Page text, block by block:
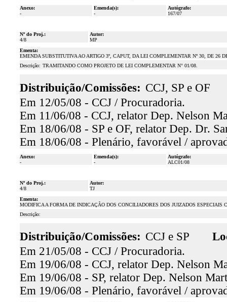
Anexo:
-
Emenda(s):
-
Autógrafo:
167/07
Nº do Proj.:
4/8
Autor:
MP
Ementa:
EMENDA SUBSTITUTIVA AO ARTIGO 3º, CAPUT, DA LEI COMPLEMENTAR Nº 30, DE 26
Descrição: TRAMITANDO COMO PROJETO DE LEI COMPLEMENTAR N° 01/08.
Distribuição/Comissões: CCJ, SP e OF
Em 12/05/08 - CCJ / Procuradoria.
Em 11/06/08 - CCJ, relator Dep. Nelson
Em 18/06/08 - SP e OF, relator Dep. Dr.
Em 18/06/08 - Plenário, favorável /
Anexo:
-
Emenda(s):
-
Autógrafo:
ALC01/08
Nº do Proj.:
4/8
Autor:
TJ
Ementa:
MODIFICA A FORMA DE INDICAÇÃO DOS CONCILIADORES DOS JUIZADOS
Descrição:
Distribuição/Comissões: CCJ e SP
Em 21/05/08 - CCJ / Procuradoria.
Em 19/06/08 - CCJ, relator Dep. Nelson
Em 19/06/08 - SP, relator Dep. Nelson
Em 19/06/08 - Plenário, favorável /